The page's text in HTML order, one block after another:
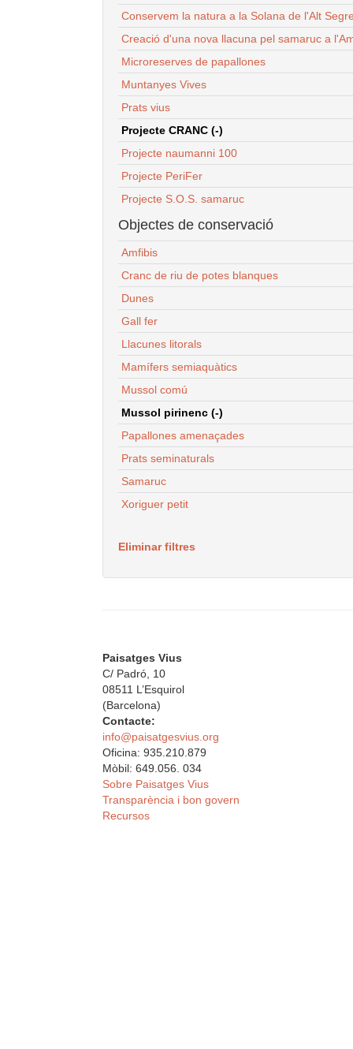
Conservem la natura a la Solana de l'Alt
Creació d'una nova llacuna pel samaruc a
Microreserves de papallones
Muntanyes Vives
Prats vius
Projecte CRANC (-)
Projecte naumanni 100
Projecte PeriFer
Projecte S.O.S. samaruc
Objectes de conservació
Amfibis
Cranc de riu de potes blanques
Dunes
Gall fer
Llacunes litorals
Mamífers semiaquàtics
Mussol comú
Mussol pirinenc (-)
Papallones amenaçades
Prats seminaturals
Samaruc
Xoriguer petit
Eliminar filtres
Paisatges Vius
C/ Padró, 10
08511 L’Esquirol
(Barcelona)
Contacte:
info@paisatgesvius.org
Oficina: 935.210.879
Mòbil: 649.056. 034
Sobre Paisatges Vius
Transparència i bon govern
Recursos